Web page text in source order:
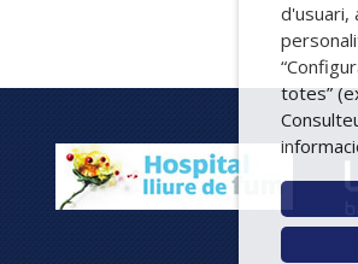
d'usuari,
totes”